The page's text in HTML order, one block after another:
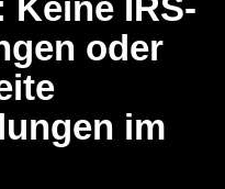
Keine IRS-
oder
im